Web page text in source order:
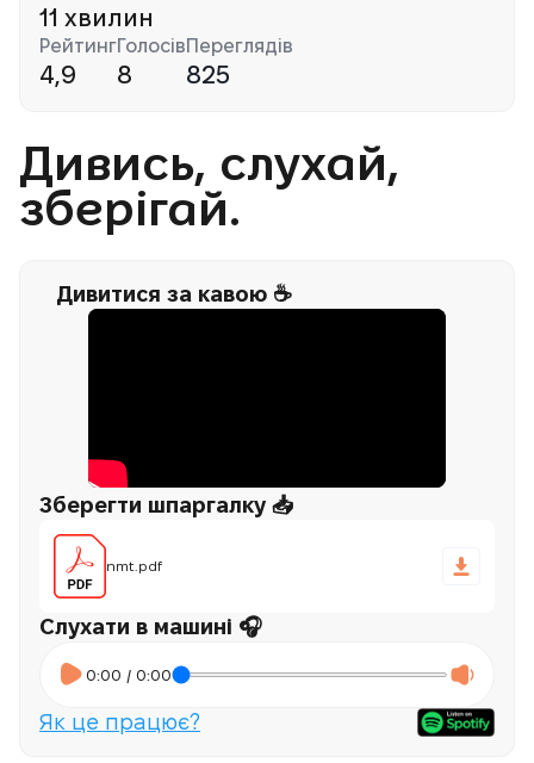
11 хвилин
Рейтинг
4,9
Голосів
8
Переглядів
825
Дивись, слухай,
зберігай.
Дивитися за кавою ☕
Зберегти шпаргалку 📥
nmt.pdf
Слухати в машині 🎧
0:00 / 0:00
Як це працює?